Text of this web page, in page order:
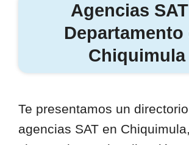
Agencias
Departamento
Chiquimula
Te presentamos un
agencias SAT en